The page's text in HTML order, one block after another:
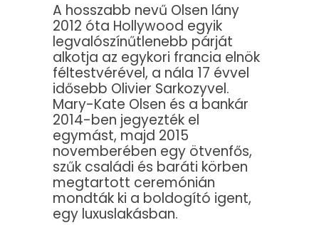
A hosszabb nevű Olsen lány
2012 óta Hollywood egyik
legvalószínűtlenebb párját
alkotja az egykori francia elnök
féltestvérével, a nála 17 évvel
idősebb Olivier Sarkozyvel.
Mary-Kate Olsen és a bankár
2014-ben jegyezték el
egymást, majd 2015
novemberében egy ötvenfős,
szűk családi és baráti körben
megtartott ceremónián
mondták ki a boldogító igent,
egy luxuslakásban.